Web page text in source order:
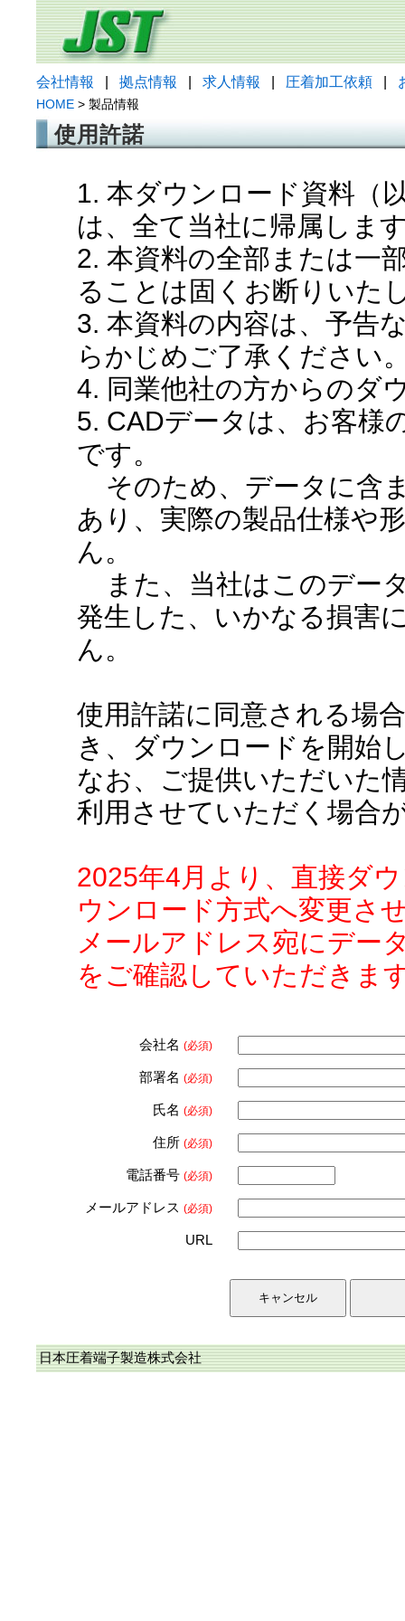
会社情報 拠点情報 求人情報 圧着加工依頼
HOME > 製品情報
使用許諾
1. 本ダウンロード資料（
は、全て当社に帰属しま
2. 本資料の全部または一
ることは固くお断りいた
3. 本資料の内容は、予告
らかじめご了承ください
4. 同業他社の方からのダ
5. CADデータは、お客様
です。
そのため、データに含
あり、実際の製品仕様や
ん。
また、当社はこのデー
発生した、いかなる損害
ん。
使用許諾に同意される場
き、ダウンロードを開始
なお、ご提供いただいた
利用させていただく場合
2025年4月より、直接ダ
ウンロード方式へ変更さ
メールアドレス宛にデー
をご確認していただきま
会社名 (必須)
部署名 (必須)
氏名 (必須)
住所 (必須)
電話番号 (必須)
メールアドレス (必須)
URL
日本圧着端子製造株式会社